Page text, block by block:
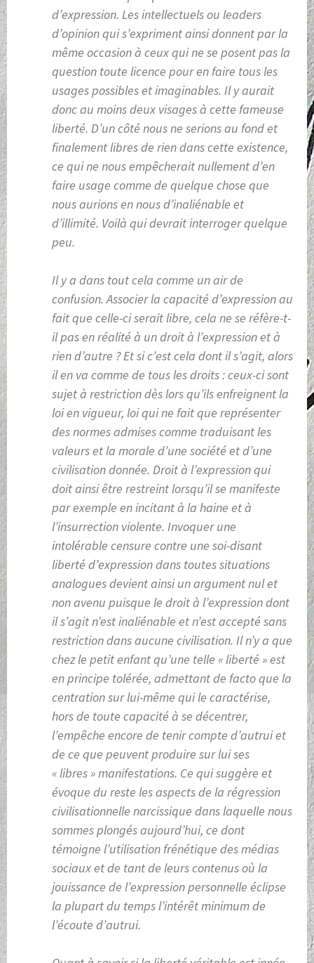
d’expression. Les intellectuels ou leaders
d’opinion qui s’expriment ainsi donnent par la
même occasion à ceux qui ne se posent pas la
question toute licence pour en faire tous les
usages possibles et imaginables. Il y aurait
donc au moins deux visages à cette fameuse
liberté. D’un côté nous ne serions au fond et
finalement libres de rien dans cette existence,
ce qui ne nous empêcherait nullement d’en
faire usage comme de quelque chose que
nous aurions en nous d’inaliénable et
d’illimité. Voilà qui devrait interroger quelque
peu.
Il y a dans tout cela comme un air de
confusion. Associer la capacité d’expression au
fait que celle-ci serait libre, cela ne se réfère-t-
il pas en réalité à un droit à l’expression et à
rien d’autre ? Et si c’est cela dont il s’agit, alors
il en va comme de tous les droits : ceux-ci sont
sujet à restriction dès lors qu’ils enfreignent la
loi en vigueur, loi qui ne fait que représenter
des normes admises comme traduisant les
valeurs et la morale d’une société et d’une
civilisation donnée. Droit à l’expression qui
doit ainsi être restreint lorsqu’il se manifeste
par exemple en incitant à la haine et à
l’insurrection violente. Invoquer une
intolérable censure contre une soi-disant
liberté d’expression dans toutes situations
analogues devient ainsi un argument nul et
non avenu puisque le droit à l’expression dont
il s’agit n’est inaliénable et n’est accepté sans
restriction dans aucune civilisation. Il n’y a que
chez le petit enfant qu’une telle « liberté » est
en principe tolérée, admettant de facto que la
centration sur lui-même qui le caractérise,
hors de toute capacité à se décentrer,
l’empêche encore de tenir compte d’autrui et
de ce que peuvent produire sur lui ses
« libres » manifestations. Ce qui suggère et
évoque du reste les aspects de la régression
civilisationnelle narcissique dans laquelle nous
sommes plongés aujourd’hui, ce dont
témoigne l’utilisation frénétique des médias
sociaux et de tant de leurs contenus où la
jouissance de l’expression personnelle éclipse
la plupart du temps l’intérêt minimum de
l’écoute d’autrui.